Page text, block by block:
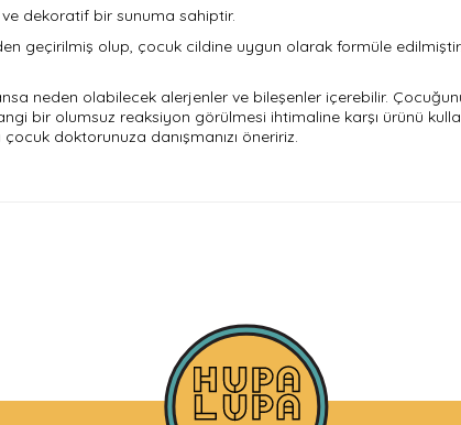
ve dekoratif bir sunuma sahiptir.
geçirilmiş olup, çocuk cildine uygun olarak formüle edilmiştir.
neden olabilecek alerjenler ve bileşenler içerebilir.
bir olumsuz reaksiyon görülmesi ihtimaline karşı ürünü
doktorunuza danışmanızı öneririz.